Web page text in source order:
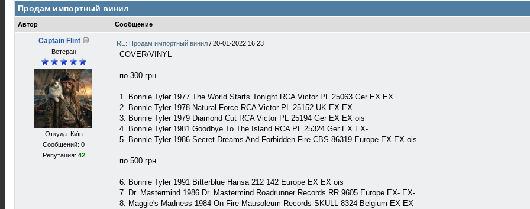
Продам импортный винил
Автор Сообщение
Captain Flint
Ветеран
Откуда: Київ
Сообщений: 0
Репутация: 42
RE: Продам импортный винил / 20-01-2022 16:23
COVER/VINYL
по 300 грн.
1. Bonnie Tyler 1977 The World Starts Tonight RCA Victor PL 25063 Ger EX EX
2. Bonnie Tyler 1978 Natural Force RCA Victor PL 25152 UK EX EX
3. Bonnie Tyler 1979 Diamond Cut RCA Victor PL 25194 Ger EX EX ois
4. Bonnie Tyler 1981 Goodbye To The Island RCA PL 25324 Ger EX EX-
5. Bonnie Tyler 1986 Secret Dreams And Forbidden Fire CBS 86319 Europe EX EX ois
по 500 грн.
6. Bonnie Tyler 1991 Bitterblue Hansa 212 142 Europe EX EX ois
7. Dr. Mastermind 1986 Dr. Mastermind Roadrunner Records RR 9605 Europe EX- EX-
8. Maggie's Madness 1984 On Fire Mausoleum Records SKULL 8324 Belgium EX EX